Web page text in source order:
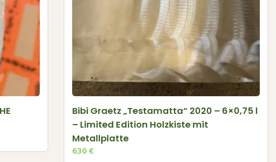
Bibi Graetz „Testamatta“ 2020 – 6×0,75 l
– Limited Edition Holzkiste mit
Metallplatte
630 €